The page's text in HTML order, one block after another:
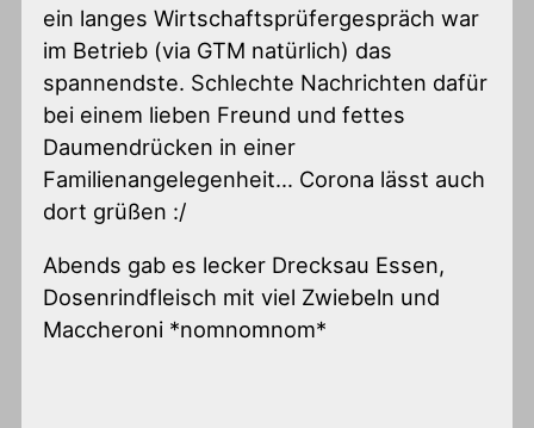
ein langes Wirtschaftsprüfergespräch war
im Betrieb (via GTM natürlich) das
spannendste. Schlechte Nachrichten dafür
bei einem lieben Freund und fettes
Daumendrücken in einer
Familienangelegenheit… Corona lässt auch
dort grüßen :/
Abends gab es lecker Drecksau Essen,
Dosenrindfleisch mit viel Zwiebeln und
Maccheroni *nomnomnom*